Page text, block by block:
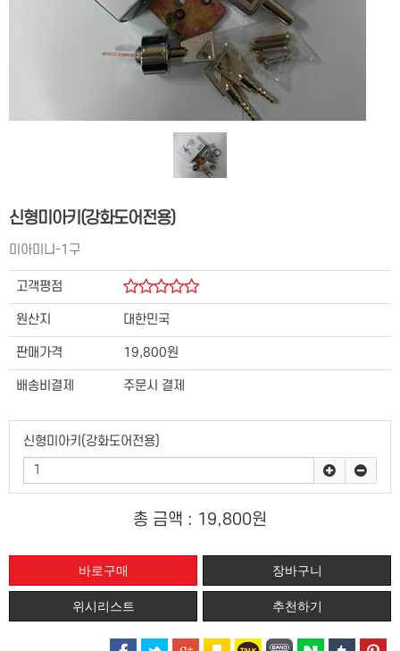
신형미아키(강화도어전용)
미아미니-1구
고객평점
원산지 대한민국
판매가격 19,800원
배송비결제 주문시 결제
신형미아키(강화도어전용)
총 금액 : 19,800원
위시리스트 추천하기